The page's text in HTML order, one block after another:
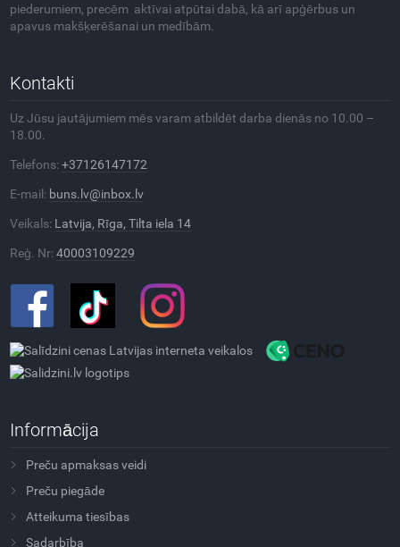
piederumiem, precēm aktīvai atpūtai dabā, kā arī apģērbus un
apavus makšķerēšanai un medībām.
Kontakti
Uz Jūsu jautājumiem mēs varam atbildēt darba dienās no 10.00 –
18.00.
Telefons:+37126147172
E-mail: buns.lv@inbox.lv
Veikals: Latvija, Rīga, Tilta iela 14
Reģ. Nr:40003109229
Informācija
Preču apmaksas veidi
Preču piegāde
Atteikuma tiesības
Sadarbība